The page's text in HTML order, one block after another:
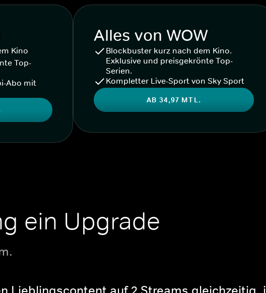
Kino
Top-
Abo mit
Alles von WOW
Blockbuster kurz nach dem Kino.
Exklusive und preisgekrönte Top-
Serien.
Kompletter Live-Sport von Sky Sport
AB 34,97 MTL.
ein Upgrade